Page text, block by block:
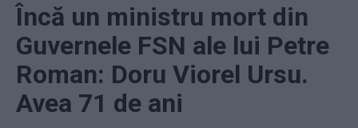
Încă un ministru mort din
Guvernele FSN ale lui Petre
Roman: Doru Viorel Ursu.
Avea 71 de ani